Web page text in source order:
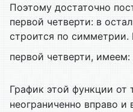
Поэтому достаточно
первой четверти: в
строится по симметрии.
первой четверти, имеем:
График этой функции от
неограниченно вправо и